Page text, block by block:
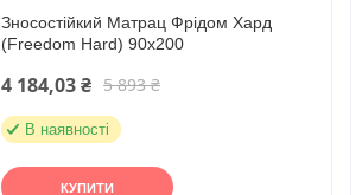
Зносостійкий Матрац Фрідом Хард
(Freedom Hard) 90х200
4 184,03 ₴ 5 893 ₴
В наявності
КУПИТИ